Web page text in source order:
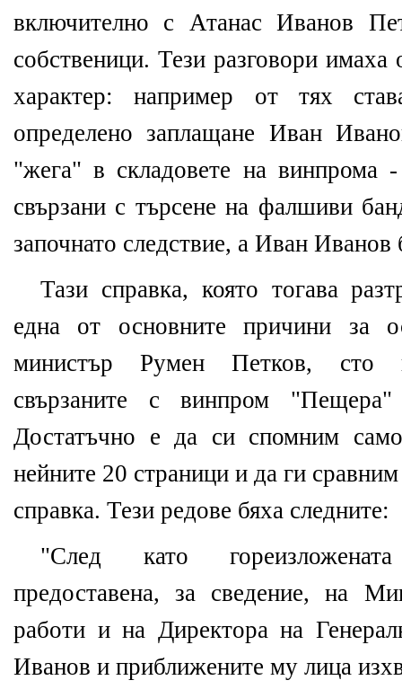
включително с Атанас Иванов
собственици. Тези разговори имаха
характер: например от тях
определено заплащане Иван
"жега" в складовете на винпрома
свързани с търсене на фалшиви
започнато следствие, а Иван Иванов
Тази справка, която тогава
една от основните причини за
министър Румен Петков, сто
свързаните с винпром
Достатъчно е да си спомним
нейните 20 страници и да ги
справка. Тези редове бяха следните:
"След като
предоставена, за сведение, на
работи и на Директора на
Иванов и приближените му лица